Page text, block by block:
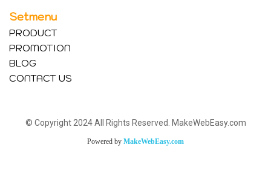
Setmenu
PRODUCT
PROMOTION
BLOG
CONTACT US
© Copyright 2024 All Rights Reserved. MakeWebEasy.com
Powered by MakeWebEasy.com